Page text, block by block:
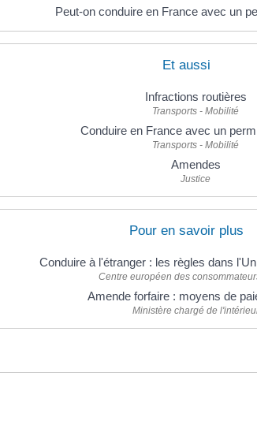
Peut-on conduire en France avec un
Et aussi
Infractions routières
Transports - Mobilité
Conduire en France avec un
Transports - Mobilité
Amendes
Justice
Pour en savoir plus
Conduire à l'étranger : les règles dans
Centre européen des
Amende forfaire : moyens de
Ministère chargé de